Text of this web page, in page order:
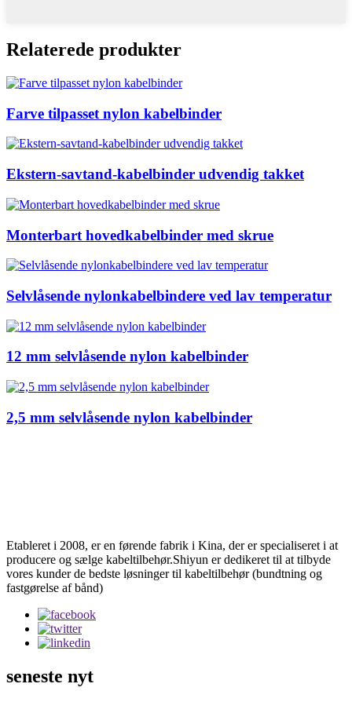
Relaterede produkter
Farve tilpasset nylon kabelbinder
Ekstern-savtand-kabelbinder udvendig takket
Monterbart hovedkabelbinder med skrue
Selvlåsende nylonkabelbindere ved lav temperatur
12 mm selvlåsende nylon kabelbinder
2,5 mm selvlåsende nylon kabelbinder
Etableret i 2008, er en førende fabrik i Kina, der er specialiseret i at
producere og sælge kabeltilbehør.Shiyun er dedikeret til at tilbyde
vores kunder de bedste løsninger til kabeltilbehør (bundtning og
fastgørelse af bånd)
seneste nyt